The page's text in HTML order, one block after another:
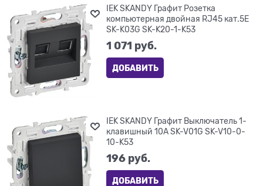
IEK SKANDY Графит Розетка
компьютерная двойная RJ45 кат.5E
SK-K03G SK-K20-1-K53
1 071 руб.
ДОБАВИТЬ
IEK SKANDY Графит Выключатель 1-
клавишный 10А SK-V01G SK-V10-0-
10-K53
196 руб.
ДОБАВИТЬ